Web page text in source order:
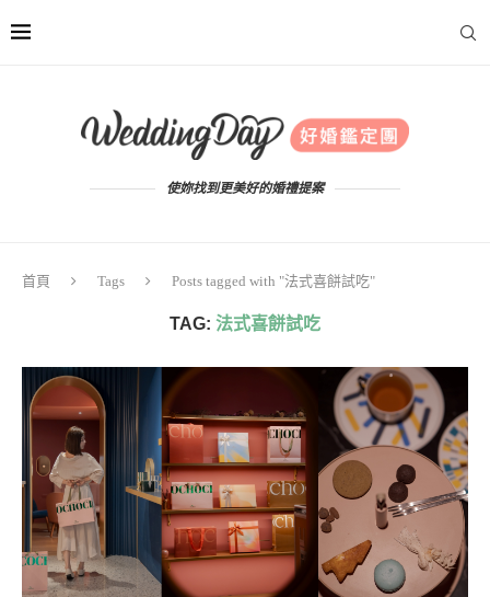
使妳找到更美好的婚禮提案
首頁 Tags Posts tagged with "法式喜餅試吃"
TAG: 法式喜餅試吃